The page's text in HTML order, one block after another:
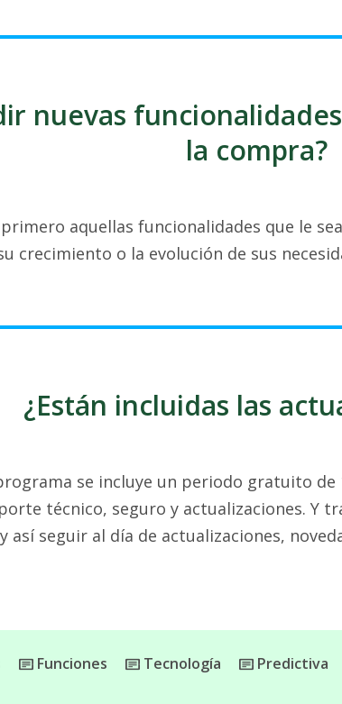
nuevas
la compra?
aquellas funcionalidades que le
crecimiento o la evolución de sus
¿Están incluidas las
se incluye un periodo gratuito de
técnico, seguro y actualizaciones. Y
así seguir al día de actualizaciones,
Funciones Tecnología Predictiva